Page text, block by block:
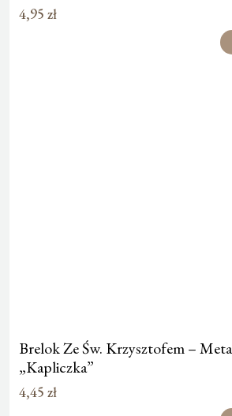
4,95 zł
Brelok Ze Św. Krzysztofem –
„Kapliczka”
4,45 zł